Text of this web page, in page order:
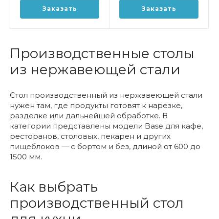
Заказать Заказать
Производственные столы
из нержавеющей стали
Стол производственный из нержавеющей стали
нужен там, где продукты готовят к нарезке,
разделке или дальнейшей обработке. В
категории представлены модели Base для кафе,
ресторанов, столовых, пекарен и других
пищеблоков — с бортом и без, длиной от 600 до
1500 мм.
Как выбрать
производственный стол